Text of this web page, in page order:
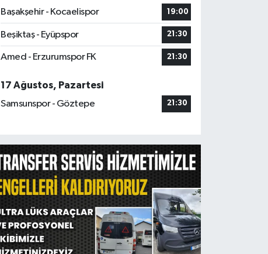
Başakşehir - Kocaelispor
19:00
Beşiktaş - Eyüpspor 21:30
Amed - Erzurumspor FK 21:30
17 Ağustos, Pazartesi
Samsunspor - Göztepe
21:30